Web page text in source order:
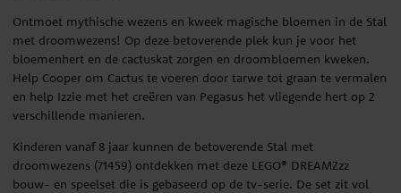
Ontmoet mythische wezens en kweek magische bloemen in de Stal
met droomwezens! Op deze betoverende plek kun je voor het
bloemenhert en de cactuskat zorgen en droombloemen kweken.
Help Cooper om Cactus te voeren door tarwe tot graan te vermalen
en help Izzie met het creëren van Pegasus het vliegende hert op 2
verschillende manieren.
Kinderen vanaf 8 jaar kunnen de betoverende Stal met
droomwezens (71459) ontdekken met deze LEGO® DREAMZzz
bouw- en speelset die is gebaseerd op de tv-serie. De set zit vol